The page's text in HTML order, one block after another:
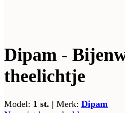
Dipam -
theelichtje
Model: 1 st. | Merk: Dipam